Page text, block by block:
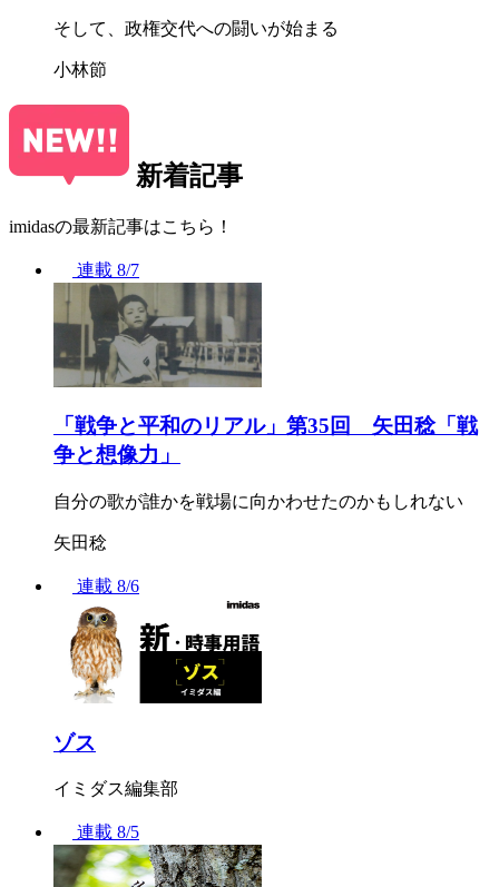
そして、政権交代への闘いが始まる
小林節
新着記事
imidasの最新記事はこちら！
連載 8/7
「戦争と平和のリアル」第35回 矢田稔「戦
争と想像力」
自分の歌が誰かを戦場に向かわせたのかもしれない
矢田稔
連載 8/6
ゾス
イミダス編集部
連載 8/5